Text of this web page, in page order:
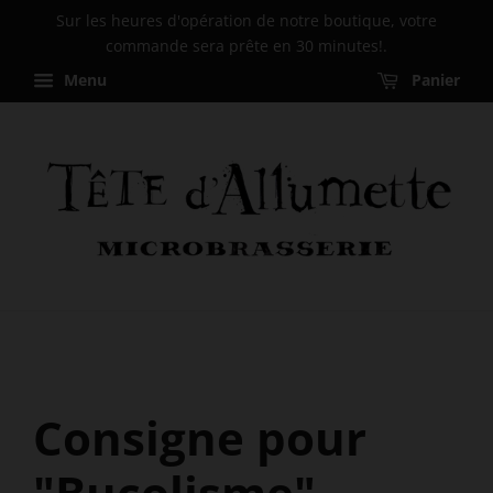
Sur les heures d'opération de notre boutique, votre
commande sera prête en 30 minutes!.
Menu
Panier
Consigne pour